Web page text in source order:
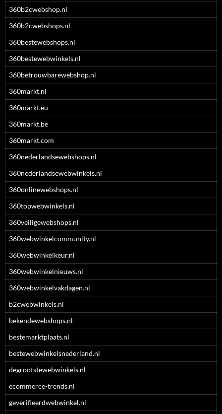
360b2cwebshop.nl
360b2cwebshops.nl
360bestewebshops.nl
360bestewebwinkels.nl
360betrouwbarewebshop.nl
360markt.nl
360markt.eu
360markt.be
360markt.com
360nederlandsewebshops.nl
360nederlandsewebwinkels.nl
360onlinewebshops.nl
360topwebwinkels.nl
360veiligewebshops.nl
360webwinkelcommunity.nl
360webwinkelkeur.nl
360webwinkelnieuws.nl
360webwinkelvakdagen.nl
b2cwebwinkels.nl
bekendewebshops.nl
bestemarktplaats.nl
bestewebwinkelsnederland.nl
degrootstewebwinkels.nl
ecommerce-trends.nl
geverifieerdwebwinkel.nl